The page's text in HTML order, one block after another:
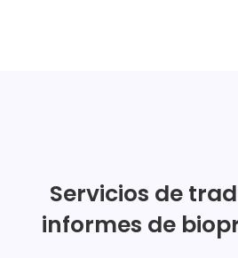
Servicios de
informes de